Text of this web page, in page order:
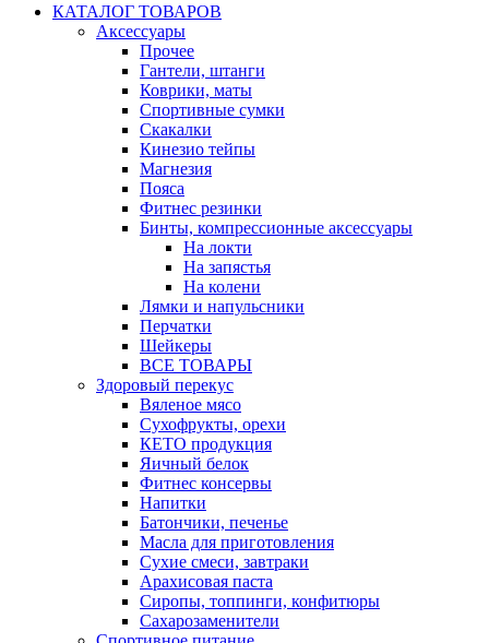
КАТАЛОГ ТОВАРОВ
Аксессуары
Прочее
Гантели, штанги
Коврики, маты
Спортивные сумки
Скакалки
Кинезио тейпы
Магнезия
Пояса
Фитнес резинки
Бинты, компрессионные аксессуары
На локти
На запястья
На колени
Лямки и напульсники
Перчатки
Шейкеры
ВСЕ ТОВАРЫ
Здоровый перекус
Вяленое мясо
Сухофрукты, орехи
КЕТО продукция
Яичный белок
Фитнес консервы
Напитки
Батончики, печенье
Масла для приготовления
Сухие смеси, завтраки
Арахисовая паста
Сиропы, топпинги, конфитюры
Сахарозаменители